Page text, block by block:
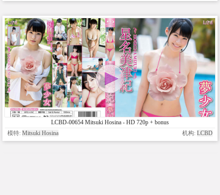
LCBD-00654 Mitsuki Hosina - HD 720p + bonus
模特: Mitsuki Hosina 机构: LCBD